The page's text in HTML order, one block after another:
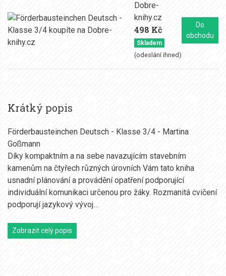
Dobre-
knihy.cz
498 Kč
Skladem
(odeslání ihned)
Do
obchodu
Krátký popis
Förderbausteinchen Deutsch - Klasse 3/4 - Martina
Goßmann
Díky kompaktním a na sebe navazujícím stavebním
kamenům na čtyřech různých úrovních Vám tato kniha
usnadní plánování a provádění opatření podporující
individuální komunikaci určenou pro žáky. Rozmanitá cvičení
podporují jazykový vývoj…
Zobrazit celý popis